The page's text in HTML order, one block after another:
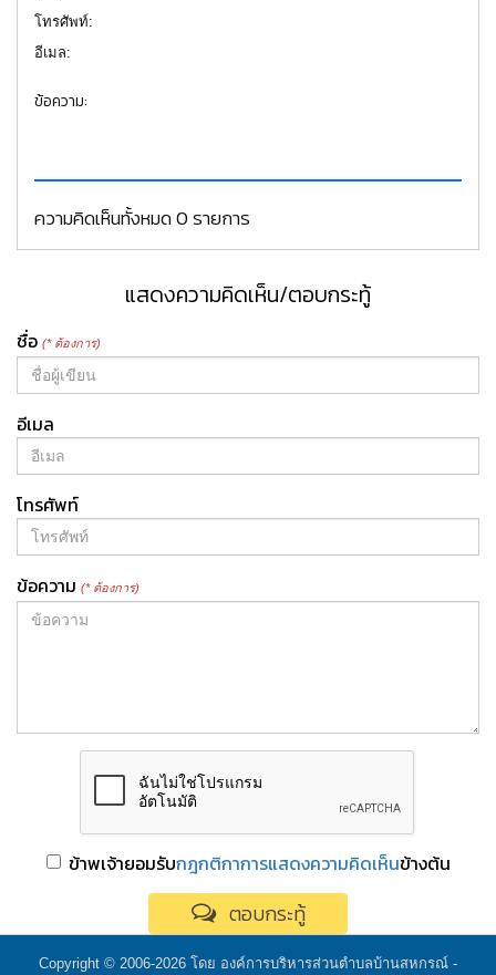
โทรศัพท์:
อีเมล:
ข้อความ:
ความคิดเห็นทั้งหมด 0 รายการ
แสดงความคิดเห็น/ตอบกระทู้
ชื่อ (* ต้องการ)
อีเมล
โทรศัพท์
ข้อความ (* ต้องการ)
ข้าพเจ้ายอมรับกฎกติกาการแสดงความคิดเห็นข้างต้น
ตอบกระทู้
Copyright © 2006-2026 โดย องค์การบริหารส่วนตำบลบ้านสหกรณ์ -